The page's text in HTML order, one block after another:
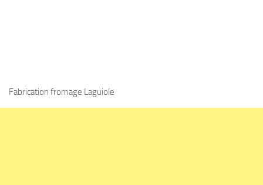
Fabrication fromage Laguiole